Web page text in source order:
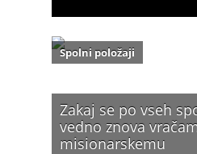
Zakaj se po vseh
vedno znova
misionarskemu
Spolni položaji